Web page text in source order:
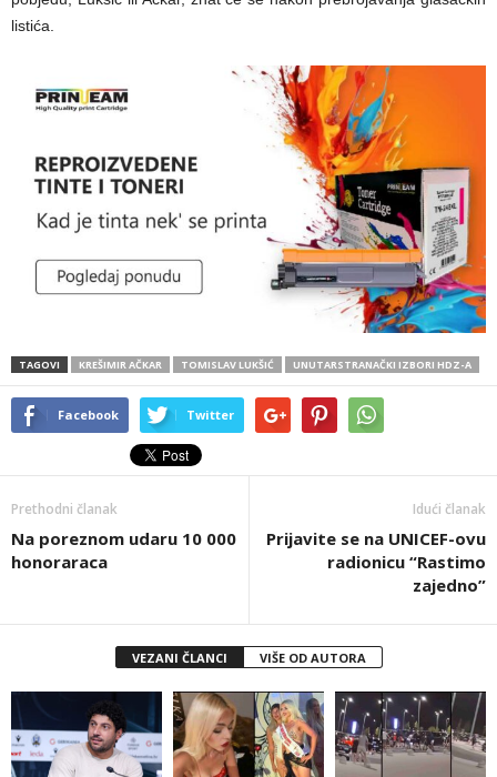
listića.
TAGOVI KREŠIMIR AČKAR TOMISLAV LUKŠIĆ UNUTARSTRANAČKI IZBORI HDZ-A
Facebook Twitter
Prethodni članak
Na poreznom udaru 10 000
honoraraca
Idući članak
Prijavite se na UNICEF-ovu
radionicu “Rastimo
zajedno”
VEZANI ČLANCI VIŠE OD AUTORA